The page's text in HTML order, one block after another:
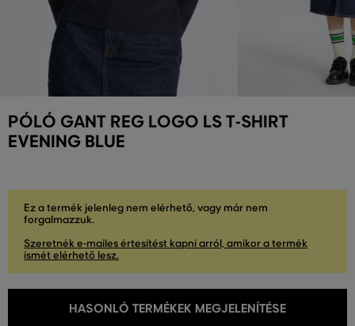
PÓLÓ GANT REG LOGO LS T-SHIRT
EVENING BLUE
Ez a termék jelenleg nem elérhető, vagy már nem
forgalmazzuk.
Szeretnék e-mailes értesítést kapni arról, amikor a termék
ismét elérhető lesz.
HASONLÓ TERMÉKEK MEGJELENÍTÉSE